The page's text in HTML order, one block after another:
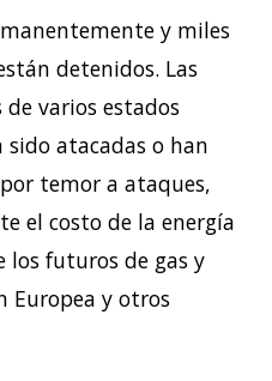
y miles
detenidos. Las
varios estados
atacadas o han
temor a ataques,
el costo de la energía
los futuros de gas y
Europea y otros